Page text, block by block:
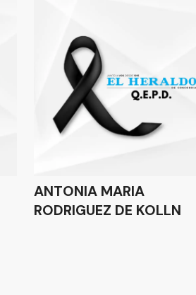
ANTONIA MARIA
RODRIGUEZ DE KOLLN